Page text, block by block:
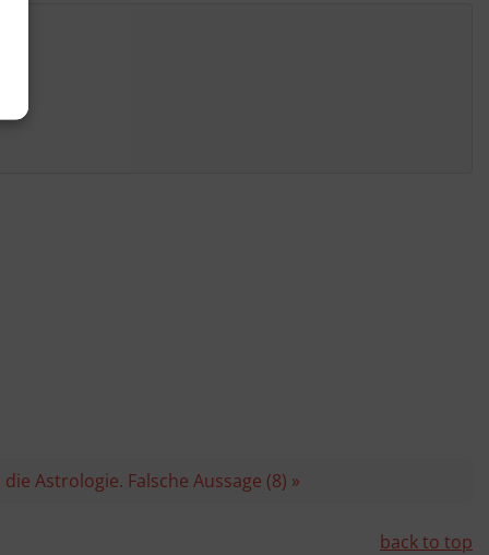
Astrologie. Falsche Aussage (8) »
back to top